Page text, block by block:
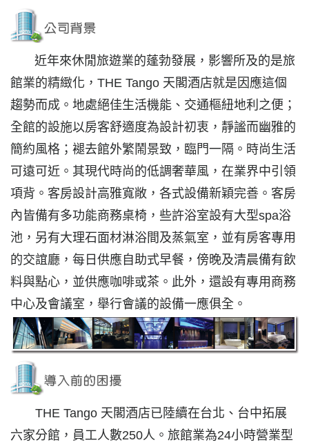
近年來休閒旅遊業的蓬勃發展，影響所及的是旅
館業的精緻化，THE Tango 天閣酒店就是因應這個
趨勢而成。地處絕佳生活機能、交通樞紐地利之便；
全館的設施以房客舒適度為設計初衷，靜謐而幽雅的
簡約風格；褪去館外繁鬧景致，臨門一隔。時尚生活
可遠可近。其現代時尚的低調奢華風，在業界中引領
項背。客房設計高雅寬敞，各式設備新穎完善。客房
內皆備有多功能商務桌椅，些許浴室設有大型spa浴
池，另有大理石面材淋浴間及蒸氣室，並有房客專用
的交誼廳，每日供應自助式早餐，傍晚及清晨備有飲
料與點心，並供應咖啡或茶。此外，還設有專用商務
中心及會議室，舉行會議的設備一應俱全。
THE Tango 天閣酒店已陸續在台北、台中拓展
六家分館，員工人數250人。旅館業為24小時營業型